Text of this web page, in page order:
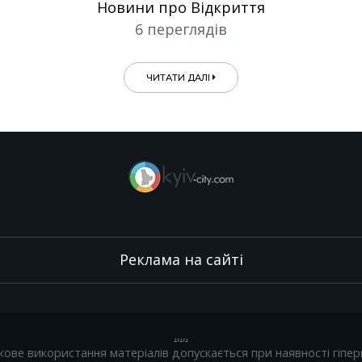
Новини про Відкриття
6 переглядів
ЧИТАТИ ДАЛІ
Реклама на сайті
.,.,.
використання матеріалів допускається при наявності